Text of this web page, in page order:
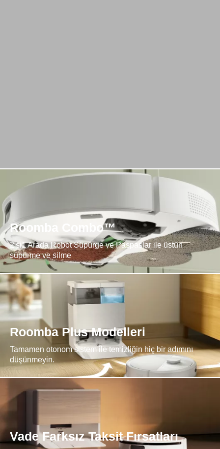
Roomba Combo™
2'si1 Arada Robot Süpürge ve Paspaslar ile üstün
süpürme ve silme
Roomba Plus Modelleri
Tamamen otonom sistem ile temizliğin hiç bir adımını
düşünmeyin.
Vade Farksız Taksit Fırsatları